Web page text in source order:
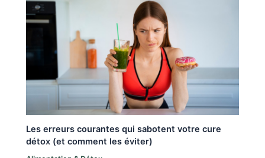
Les erreurs courantes qui sabotent votre cure
détox (et comment les éviter)